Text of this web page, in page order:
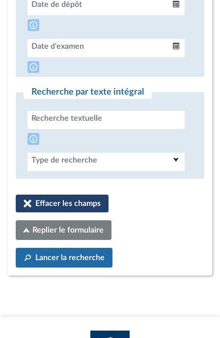
Date de dépôt
Date d'examen
Recherche par texte intégral
Recherche textuelle
Type de recherche
Effacer les champs
Replier le formulaire
Lancer la recherche